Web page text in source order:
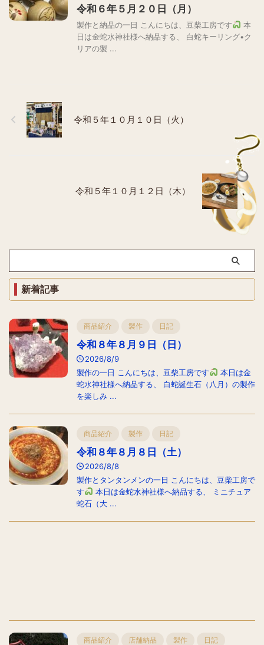
令和６年５月２０日（月）
製作と納品の一日 こんにちは、豆柴工房です
本
日は金蛇水神社様へ納品する、 白蛇キーリング•ク
リアの製 ...
令和５年１０月１０日（火）
令和５年１０月１２日（木）
新着記事
商品紹介 製作 日記
令和８年８月９日（日）
2026/8/9
製作の一日 こんにちは、豆柴工房です
本日は金
蛇水神社様へ納品する、 白蛇誕生石（八月）の製作
を楽しみ ...
商品紹介 製作 日記
令和８年８月８日（土）
2026/8/8
製作とタンタンメンの一日 こんにちは、豆柴工房で
す
本日は金蛇水神社様へ納品する、 ミニチュア
蛇石（大 ...
商品紹介 店舗納品 製作 日記